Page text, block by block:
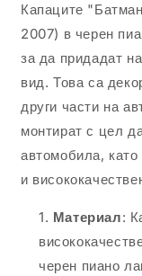
-
черен
пиано
лак
-
Капаците
2007) в черен
за да придадат
вид. Това са
други части на
монтират с цел
автомобила,
и
Материал:
черен пиано